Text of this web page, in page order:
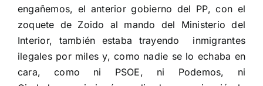
engañemos, el anterior gobierno del PP, con el
zoquete de Zoido al mando del Ministerio del
Interior, también estaba trayendo inmigrantes
ilegales por miles y, como nadie se lo echaba en
cara, como ni PSOE, ni Podemos, ni